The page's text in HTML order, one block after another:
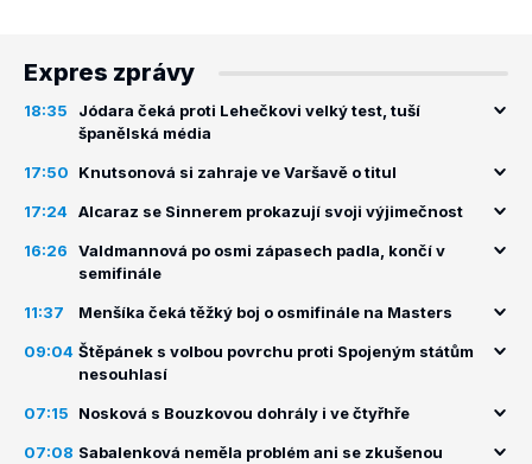
Expres zprávy
18:35
Jódara čeká proti Lehečkovi velký test, tuší
španělská média
17:50 Knutsonová si zahraje ve Varšavě o titul
17:24 Alcaraz se Sinnerem prokazují svoji výjimečnost
16:26
Valdmannová po osmi zápasech padla, končí v
semifinále
11:37 Menšíka čeká těžký boj o osmifinále na Masters
09:04 Štěpánek s volbou povrchu proti Spojeným státům
nesouhlasí
07:15 Nosková s Bouzkovou dohrály i ve čtyřhře
07:08 Sabalenková neměla problém ani se zkušenou